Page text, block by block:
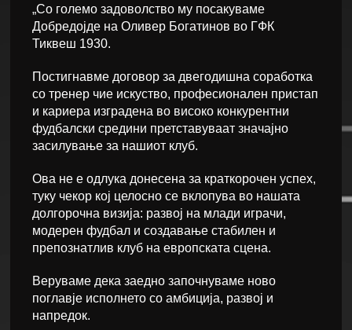
„Со големо задоволство му посакуваме
Добредојде на Оливер Богатинов во ГФК
Тиквеш 1930.
Постигнавме договор за двегодишна соработка
со тренер чие искуство, професионален пристап
и кариера изградена во високо конкурентни
фудбалски средини претставуваат значајно
засилување за нашиот клуб.
Ова не е одлука донесена за краткорочен успех,
туку чекор кој целосно се вклопува во нашата
долгорочна визија: развој на млади играчи,
модерен фудбал и создавање стабилен и
препознатлив клуб на европската сцена.
Веруваме дека заедно започнуваме ново
поглавје исполнето со амбиција, развој и
напредок.